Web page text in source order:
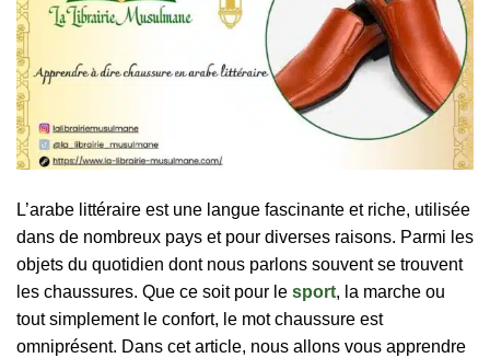
L’arabe littéraire est une langue fascinante et riche, utilisée
dans de nombreux pays et pour diverses raisons. Parmi les
objets du quotidien dont nous parlons souvent se trouvent
les chaussures. Que ce soit pour le sport, la marche ou
tout simplement le confort, le mot chaussure est
omniprésent. Dans cet article, nous allons vous apprendre